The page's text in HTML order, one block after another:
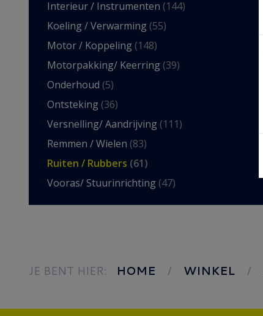
Interieur / Instrumenten (144)
Koeling / Verwarming (55)
Motor / Koppeling (148)
Motorpakking/ Keerring (39)
Onderhoud (5)
Ontsteking (36)
Versnelling/ Aandrijving (111)
Remmen / Wielen (83)
Ruiten / Rubbers (61)
Vooras/ Stuurinrichting (47)
JE BENT HIER: HOME WINKEL